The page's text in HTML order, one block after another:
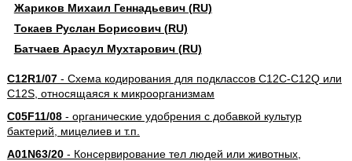
Жариков Михаил Геннадьевич (RU)
Токаев Руслан Борисович (RU)
Батчаев Арасул Мухтарович (RU)
C12R1/07- Схема кодирования для подклассов C12C-C12Q или
C12S, относящаяся к микроорганизмам
C05F11/08- органические удобрения с добавкой культур
бактерий, мицелиев и т.п.
A01N63/20- Консервирование тел людей или животных,